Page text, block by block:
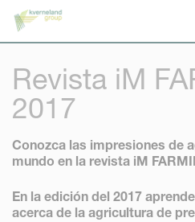
Revista iM
2017
Conozca las impresiones de
mundo en la revista iM
En la edición del 2017
acerca de la agricultura de
Panel de gestión de cookies